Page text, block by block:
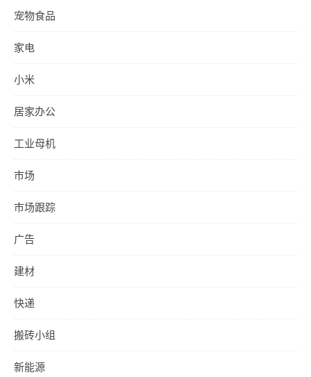
宠物食品
家电
小米
居家办公
工业母机
市场
市场跟踪
广告
建材
快递
搬砖小组
新能源